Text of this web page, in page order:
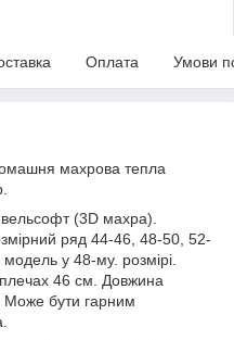
Оплата Умови
махрова тепла
(3D махра).
ряд 44-46, 48-50, 52-
у 48-му. розмірі.
46 см. Довжина
бути гарним